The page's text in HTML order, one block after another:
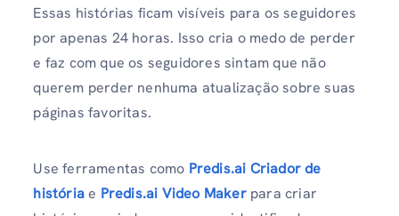
Essas histórias ficam visíveis para os seguidores
por apenas 24 horas. Isso cria o medo de perder
e faz com que os seguidores sintam que não
querem perder nenhuma atualização sobre suas
páginas favoritas.
Use ferramentas como Predis.ai Criador de
históriae Predis.ai Video Makerpara criar